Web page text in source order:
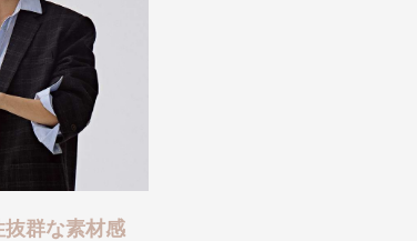
群な素材感